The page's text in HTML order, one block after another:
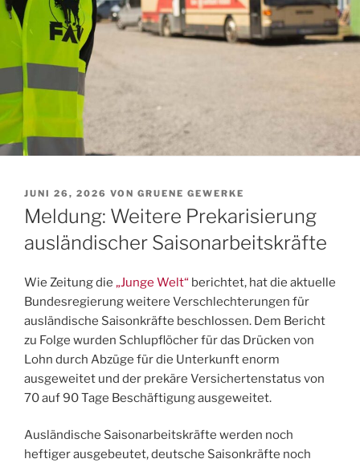
VERÖFFENTLICHT
AM
JUNI 26, 2026 VON GRUENE GEWERKE
Meldung: Weitere Prekarisierung
ausländischer Saisonarbeitskräfte
Wie Zeitung die „Junge Welt“ berichtet, hat die aktuelle
Bundesregierung weitere Verschlechterungen für
ausländische Saisonkräfte beschlossen. Dem Bericht
zu Folge wurden Schlupflöcher für das Drücken von
Lohn durch Abzüge für die Unterkunft enorm
ausgeweitet und der prekäre Versichertenstatus von
70 auf 90 Tage Beschäftigung ausgeweitet.
Ausländische Saisonarbeitskräfte werden noch
heftiger ausgebeutet, deutsche Saisonkräfte noch